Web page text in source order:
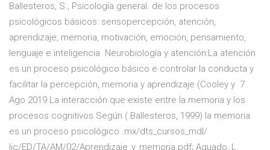
Ballesteros, S., Psicología general. de los procesos
psicológicos básicos: sensopercepción, atención,
aprendizaje, memoria, motivación, emoción, pensamiento,
lenguaje e inteligencia Neurobiología y atención:La atención
es un proceso psicológico básico e controlar la conducta y
facilitar la percepción, memoria y aprendizaje (Cooley y 7
Ago 2019 La interacción que existe entre la memoria y los
procesos cognitivos Según ( Ballesteros, 1999) la memoria
es un proceso psicológico .mx/dts_cursos_mdl/
lic/ED/TA/AM/02/Aprendizaje_y_memoria.pdf; Aguado, L.